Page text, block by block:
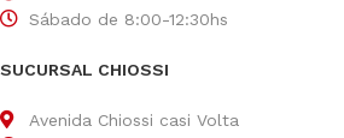
Sábado de 8:00-12:30hs
SUCURSAL CHIOSSI
Avenida Chiossi casi Volta